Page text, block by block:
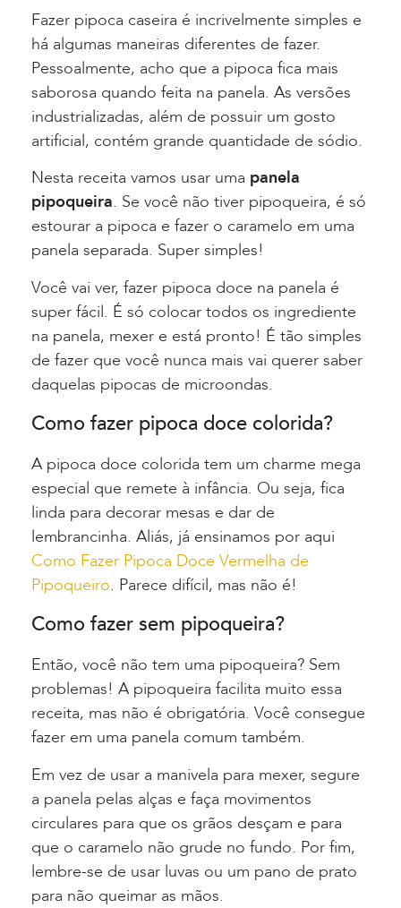
Fazer pipoca caseira é incrivelmente simples e
há algumas maneiras diferentes de fazer.
Pessoalmente, acho que a pipoca fica mais
saborosa quando feita na panela. As versões
industrializadas, além de possuir um gosto
artificial, contém grande quantidade de sódio.
Nesta receita vamos usar uma panela
pipoqueira. Se você não tiver pipoqueira, é só
estourar a pipoca e fazer o caramelo em uma
panela separada. Super simples!
Você vai ver, fazer pipoca doce na panela é
super fácil. É só colocar todos os ingrediente
na panela, mexer e está pronto! É tão simples
de fazer que você nunca mais vai querer saber
daquelas pipocas de microondas.
Como fazer pipoca doce colorida?
A pipoca doce colorida tem um charme mega
especial que remete à infância. Ou seja, fica
linda para decorar mesas e dar de
lembrancinha. Aliás, já ensinamos por aqui
Como Fazer Pipoca Doce Vermelha de
Pipoqueiro. Parece difícil, mas não é!
Como fazer sem pipoqueira?
Então, você não tem uma pipoqueira? Sem
problemas! A pipoqueira facilita muito essa
receita, mas não é obrigatória. Você consegue
fazer em uma panela comum também.
Em vez de usar a manivela para mexer, segure
a panela pelas alças e faça movimentos
circulares para que os grãos desçam e para
que o caramelo não grude no fundo. Por fim,
lembre-se de usar luvas ou um pano de prato
para não queimar as mãos.